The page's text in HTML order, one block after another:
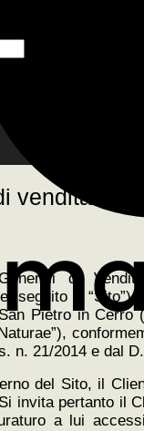
vendita
di
seguito il
Pietro in
n. 21/2014 e dal
del Sito, il
invita pertanto il
a lui